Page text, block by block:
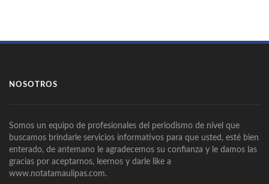
NOSOTROS
Somos un equipo de profesionales del periodismo de nivel que
buscamos brindarle servicios informativos para que usted, esté bien
enterado, de antemano le agradecemos su confianza y le damos las
gracias por aceptarnos, leernos y darle like a
www.notatamaulipas.com.